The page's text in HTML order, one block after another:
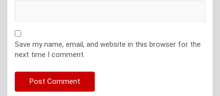
Save my name, email, and website in this browser for the
next time I comment.